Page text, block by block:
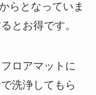
らとなっていま
とお得です。
ロアマットに
洗浄してもら